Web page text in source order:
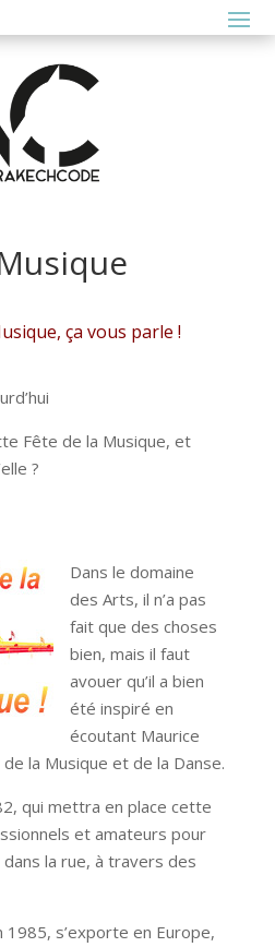
ça vous parle !
Fête de la Musique, et
?
Dans le domaine
des Arts, il n’a pas
fait que des choses
bien, mais il faut
avouer qu’il a bien
été inspiré en
écoutant Maurice
la Musique et de la Danse.
qui mettra en place cette
et amateurs pour
la rue, à travers des
s’exporte en Europe,